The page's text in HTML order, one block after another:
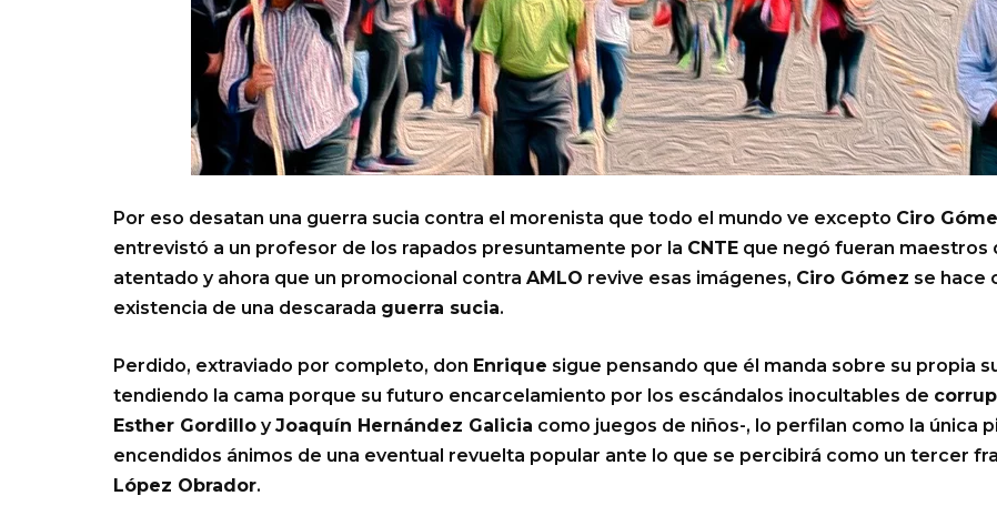
Por eso desatan una guerra sucia contra el morenista que todo el mundo ve excepto Ciro
entrevistó a un profesor de los rapados presuntamente por la CNTE que negó fueran maestros
atentado y ahora que un promocional contra AMLO revive esas imágenes, Ciro Gómez se hace
existencia de una descarada guerra sucia.
Perdido, extraviado por completo, don Enrique sigue pensando que él manda sobre su propia
tendiendo la cama porque su futuro encarcelamiento por los escándalos inocultables de
Esther Gordillo yJoaquín Hernández Galicia como juegos de niños-, lo perfilan como la única
encendidos ánimos de una eventual revuelta popular ante lo que se percibirá como un tercer
López Obrador.